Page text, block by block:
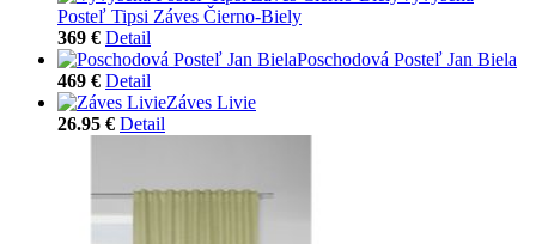
Posteľ Tipsi Záves Čierno-Biely
369 € Detail
Poschodová Posteľ Jan Biela
469 € Detail
Záves Livie
26.95 € Detail